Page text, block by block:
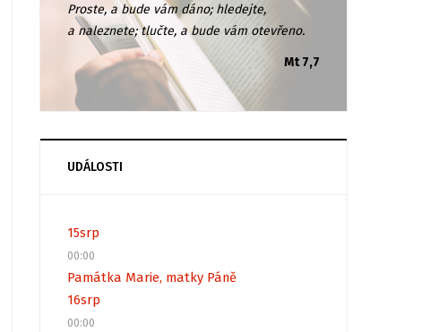
Proste, a bude vám dáno; hledejte,
a naleznete; tlučte, a bude vám otevřeno.
Mt 7,7
UDÁLOSTI
15srp
00:00
Památka Marie, matky Páně
16srp
00:00